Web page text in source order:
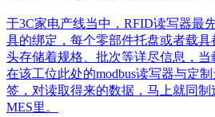
于3C家电产线当中，RFID读写器最
具的绑定，每个零部件托盘或者载
头存储着规格、批次等详尽信息，
在该工位此处的modbus读写器与定
签，对读取得来的数据，马上就同
MES里。